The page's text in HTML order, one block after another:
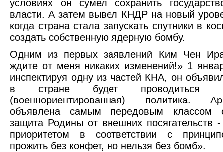
условиях он сумел сохранить
власти. А затем вывел КНДР на новый
когда страна стала запускать спутники в
создать собственную ядерную бомбу.
Одним из первых заявлений Ким Чен
ждите от меня никаких изменений!» 1
инспектируя одну из частей КНА, он
в стране будет проводиться
(военнориентированная) политика.
объявлена самым передовым классом
защита Родины от внешних посягательств
приоритетом в соответствии с
прожить без конфет, но нельзя без бомб».